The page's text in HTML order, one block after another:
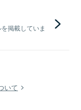
掲載していま
いて